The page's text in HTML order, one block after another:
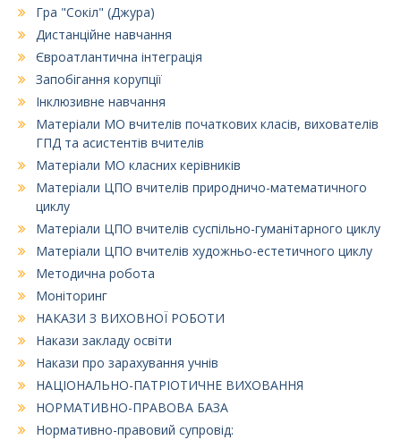
Гра "Сокіл" (Джура)
Дистанційне навчання
Євроатлантична інтеграція
Запобігання корупції
Інклюзивне навчання
Матеріали МО вчителів початкових класів, вихователів
ГПД та асистентів вчителів
Матеріали МО класних керівників
Матеріали ЦПО вчителів природничо-математичного
циклу
Матеріали ЦПО вчителів суспільно-гуманітарного циклу
Матеріали ЦПО вчителів художньо-естетичного циклу
Методична робота
Моніторинг
НАКАЗИ З ВИХОВНОЇ РОБОТИ
Накази закладу освіти
Накази про зарахування учнів
НАЦІОНАЛЬНО-ПАТРІОТИЧНЕ ВИХОВАННЯ
НОРМАТИВНО-ПРАВОВА БАЗА
Нормативно-правовий супровід: